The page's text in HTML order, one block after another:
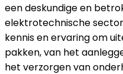
een deskundige en
elektrotechnische
kennis en ervaring om
pakken, van het
het verzorgen van